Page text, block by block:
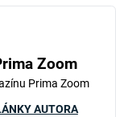
Zoom
Prima Zoom
AUTORA